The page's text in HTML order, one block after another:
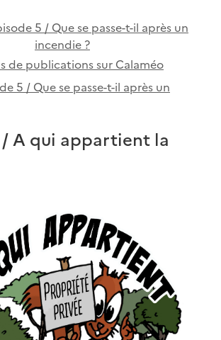
5 / Que se passe-t-il après un
incendie ?
de publications sur Calaméo
5 / Que se passe-t-il après un
/ A qui appartient la